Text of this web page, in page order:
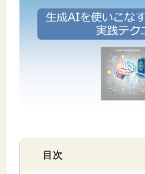
WordPress
目次